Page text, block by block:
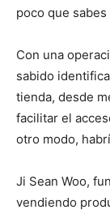
poco que
Con una
sabido
tienda, desde
facilitar el
otro modo,
Ji Sean Woo,
vendiendo